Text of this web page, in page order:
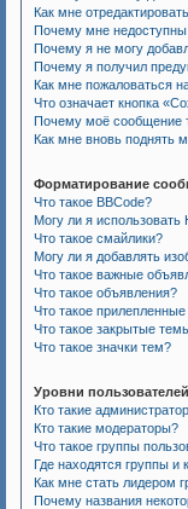
Как мне
Почему мне
Почему я не могу
Почему я получил
Как мне пожаловаться
Что означает кнопка
Почему моё сообщение
Как мне вновь поднять
Форматирование
Что такое BBCode?
Могу ли я использовать
Что такое смайлики?
Могу ли я добавлять
Что такое важные
Что такое объявления?
Что такое
Что такое закрытые
Что такое значки тем?
Уровни
Кто такие
Кто такие модераторы?
Что такое группы
Где находятся группы и
Как мне стать лидером
Почему названия